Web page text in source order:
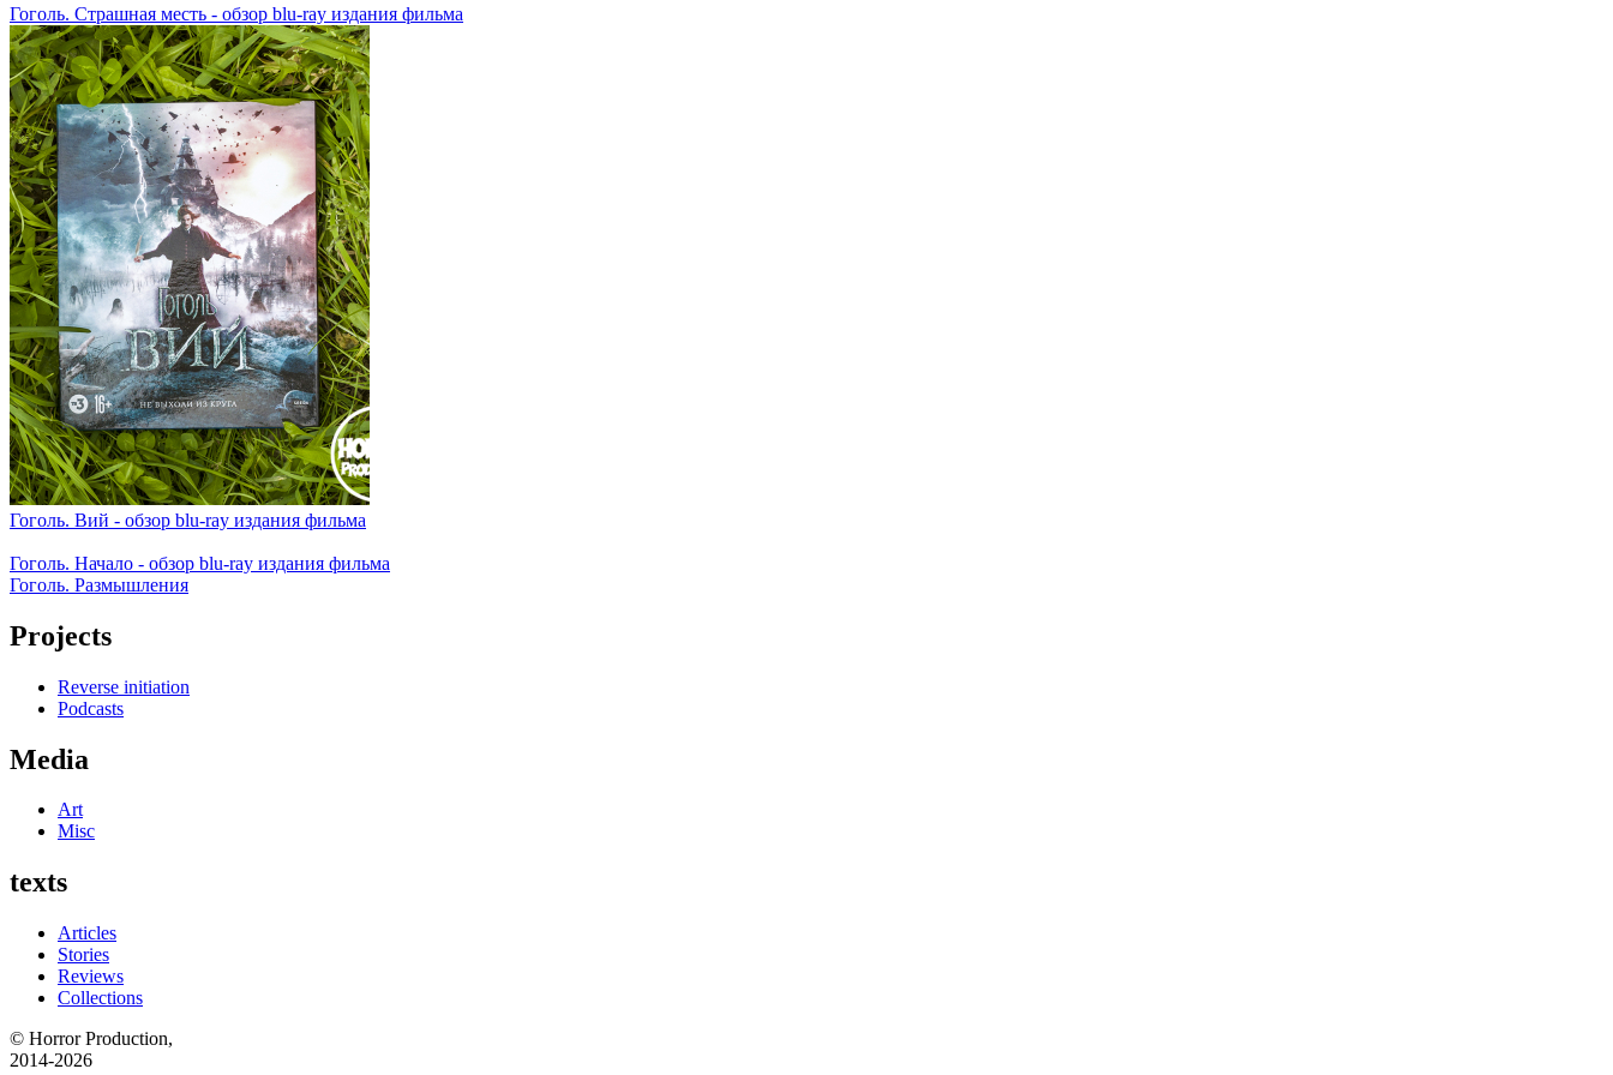
Гоголь. Страшная месть - обзор blu-ray издания фильма
Гоголь. Вий - обзор blu-ray издания фильма
Гоголь. Начало - обзор blu-ray издания фильма
Гоголь. Размышления
Projects
Reverse initiation
Podcasts
Media
Art
Misc
texts
Articles
Stories
Reviews
Collections
© Horror Production,
2014-2026